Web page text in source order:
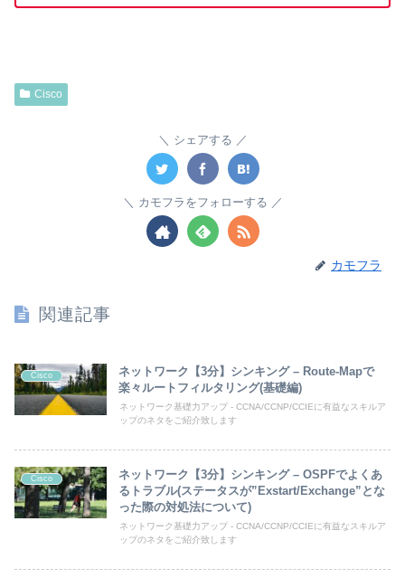
Cisco
シェアする
カモフラをフォローする
カモフラ
関連記事
Cisco
ネットワーク【3分】シンキング – Route-Mapで
楽々ルートフィルタリング(基礎編)
ネットワーク基礎力アップ - CCNA/CCNP/CCIEに有益なスキルア
ップのネタをご紹介致します
Cisco
ネットワーク【3分】シンキング – OSPFでよくあ
るトラブル(ステータスが”Exstart/Exchange”とな
った際の対処法について)
ネットワーク基礎力アップ - CCNA/CCNP/CCIEに有益なスキルア
ップのネタをご紹介致します